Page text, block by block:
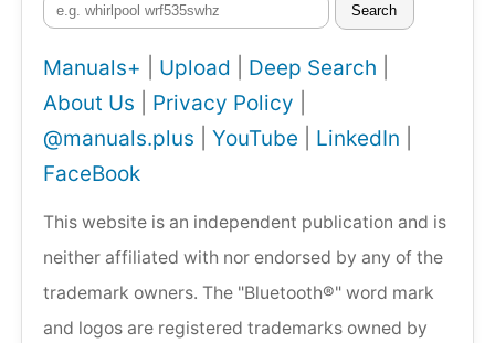
Search
Manuals+ Upload Deep Search
About Us
Privacy Policy
@manuals.plus
YouTube LinkedIn
FaceBook
This website is an independent publication and is
neither affiliated with nor endorsed by any of the
trademark owners. The "Bluetooth®" word mark
and logos are registered trademarks owned by